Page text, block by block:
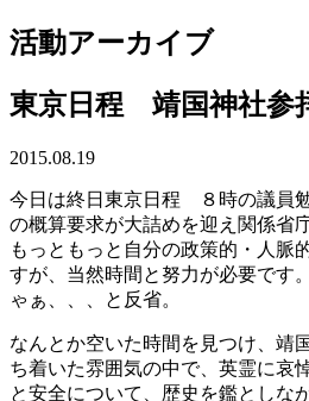
活動アーカイブ
東京日程 靖国神社参
2015.08.19
今日は終日東京日程 ８時の議員
の概算要求が大詰めを迎え関係省
もっともっと自分の政策的・人脈
すが、当然時間と努力が必要です
ゃぁ、、、と反省。
なんとか空いた時間を見つけ、靖
ち着いた雰囲気の中で、英霊に哀
と安全について、歴史を鑑としな